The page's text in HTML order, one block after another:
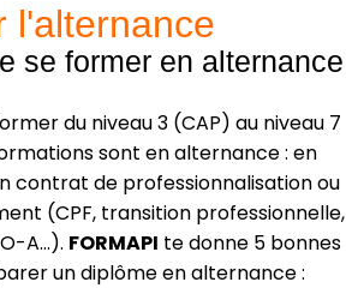
l'alternance
se former en alternance
du niveau 3 (CAP) au niveau 7
sont en alternance : en
contrat de professionnalisation ou
(CPF, transition professionnelle,
A…). FORMAPI te donne 5 bonnes
un diplôme en alternance :